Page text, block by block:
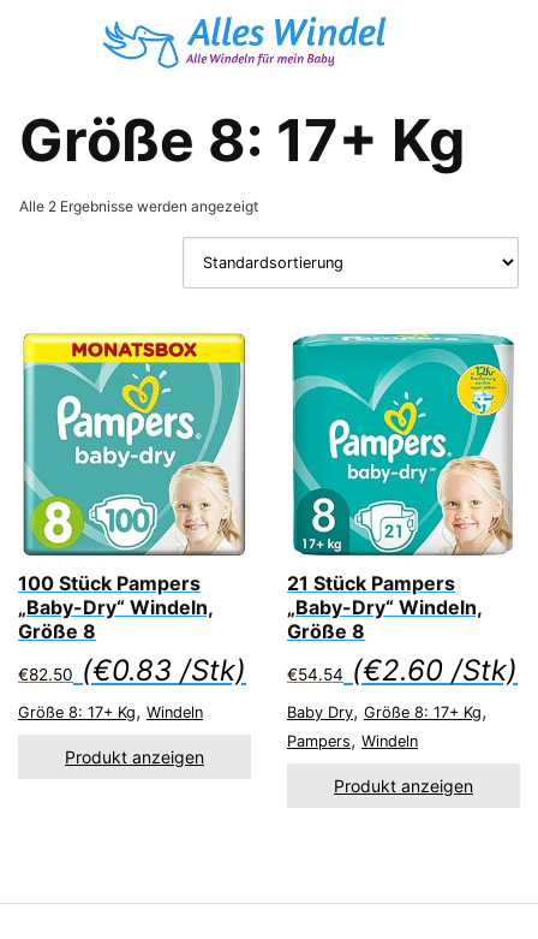
Größe 8: 17+ Kg
Alle 2 Ergebnisse werden angezeigt
100 Stück Pampers
„Baby-Dry“ Windeln,
Größe 8
€82.50 (€0.83 /Stk)
Größe 8: 17+ Kg, Windeln
Produkt anzeigen
21 Stück Pampers
„Baby-Dry“ Windeln,
Größe 8
€54.54 (€2.60 /Stk)
Baby Dry, Größe 8: 17+ Kg,
Pampers, Windeln
Produkt anzeigen